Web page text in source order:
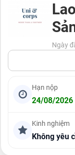
Ngày
Hạn nộp
24/08/2026
Kinh nghiệm
Không yêu